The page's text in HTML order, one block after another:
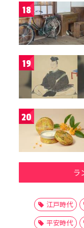
18
19
20
ラ
江戸時代
平安時代